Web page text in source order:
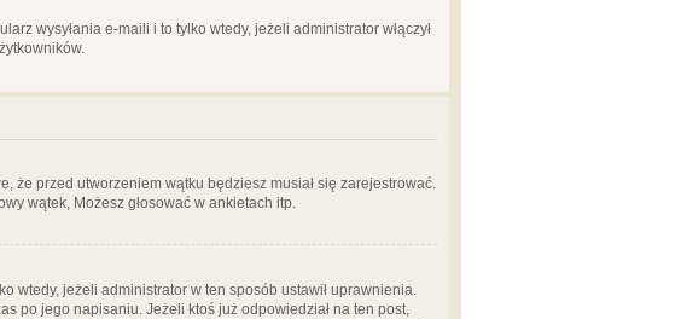
wysyłania e-maili i to tylko wtedy, jeżeli administrator włączył
że przed utworzeniem wątku będziesz musiał się zarejestrować.
wątek, Możesz głosować w ankietach itp.
wtedy, jeżeli administrator w ten sposób ustawił uprawnienia.
po jego napisaniu. Jeżeli ktoś już odpowiedział na ten post,